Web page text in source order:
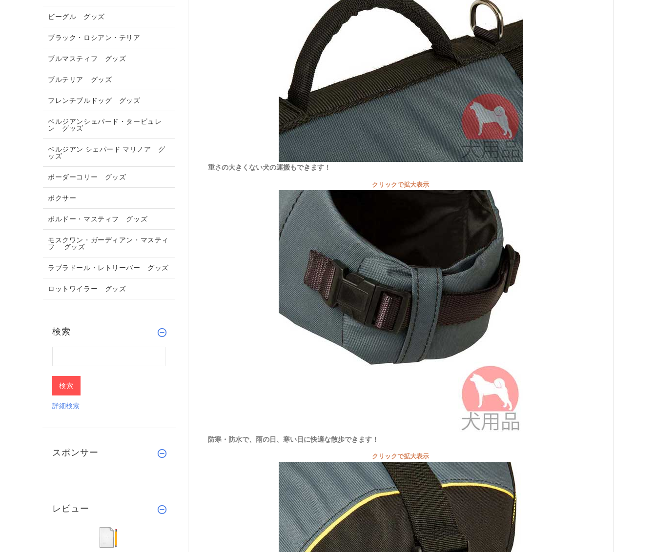
重さの大きくない犬の運搬もできます！
クリックで拡大表示
防寒・防水で、雨の日、寒い日に快適な散歩できます！
クリックで拡大表示
ビーグル グッズ
ブラック・ロシアン・テリア
ブルマスティフ グッズ
ブルテリア グッズ
フレンチブルドッグ グッズ
ベルジアンシェパード・タービュレ
ン グッズ
ベルジアン シェパード マリノア グ
ッズ
ボーダーコリー グッズ
ボクサー
ボルドー・マスティフ グッズ
モスクワン・ガーディアン・マスティ
フ グッズ
ラブラドール・レトリーバー グッズ
ロットワイラー グッズ
検索
詳細検索
スポンサー
レビュー